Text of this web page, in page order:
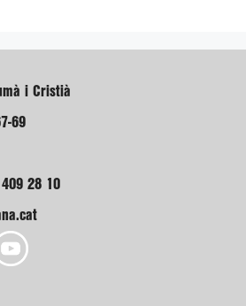
i Cristià
69
28 10